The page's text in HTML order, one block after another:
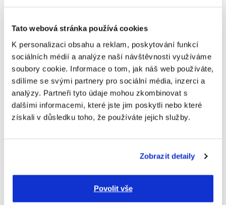
Tato webová stránka používá cookies
K personalizaci obsahu a reklam, poskytování funkcí
sociálních médií a analýze naší návštěvnosti využíváme
soubory cookie. Informace o tom, jak náš web používáte,
sdílíme se svými partnery pro sociální média, inzerci a
analýzy. Partneři tyto údaje mohou zkombinovat s
dalšími informacemi, které jste jim poskytli nebo které
získali v důsledku toho, že používáte jejich služby.
Zobrazit detaily
Povolit vše